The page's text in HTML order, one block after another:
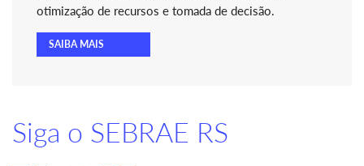
otimização de recursos e tomada de decisão.
SAIBA MAIS
Siga o SEBRAE RS